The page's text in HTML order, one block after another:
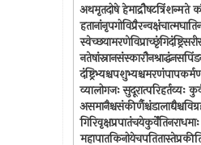
अथमृतदोषे हेमाद्रौषटत्रिंशन्मते
व्यालोगजः सुदूरात्परिहर्तव्यः